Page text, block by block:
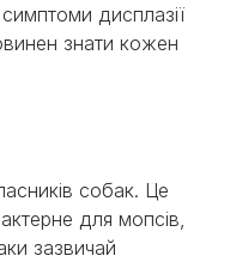
дисплазії
знати кожен
собак. Це
для мопсів,
зазвичай